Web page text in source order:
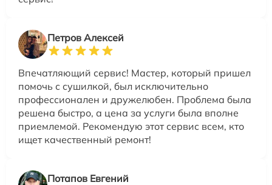
Петров Алексей
Впечатляющий сервис! Мастер, который пришел
помочь с сушилкой, был исключительно
профессионален и дружелюбен. Проблема была
решена быстро, а цена за услуги была вполне
приемлемой. Рекомендую этот сервис всем, кто
ищет качественный ремонт!
Потапов Евгений